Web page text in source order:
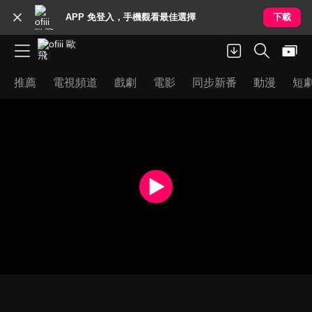
APP 免登入，手機觀看最佳選擇 下載
推薦 電視頻道 戲劇 電影 同步新番 動漫 短